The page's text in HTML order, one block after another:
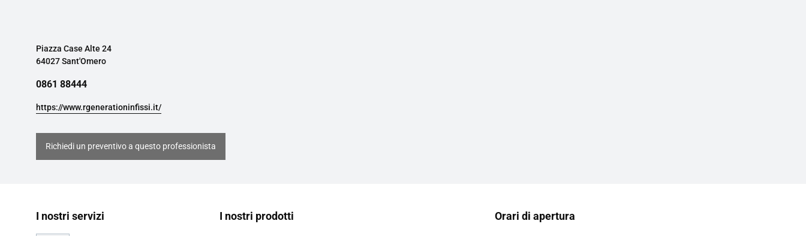
Piazza Case Alte 24
64027 Sant'Omero
0861 88444
https://www.rgenerationinfissi.it/
Richiedi un preventivo a questo professionista
I nostri servizi I nostri prodotti Orari di apertura